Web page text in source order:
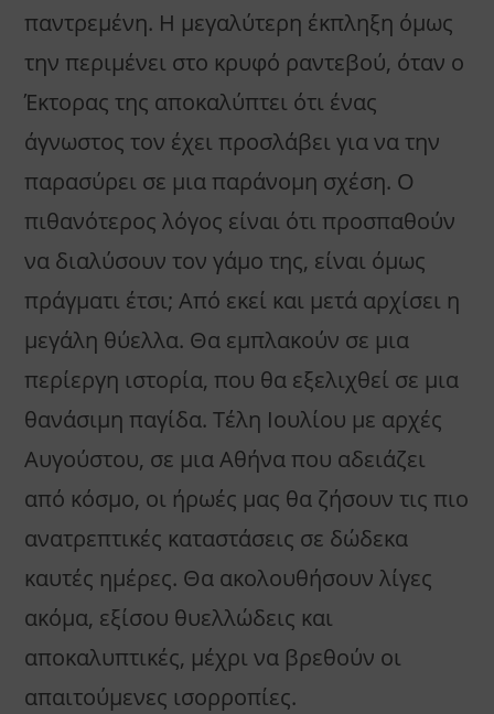
παντρεμένη. Η μεγαλύτερη έκπληξη όμως
την περιμένει στο κρυφό ραντεβού, όταν ο
Έκτορας της αποκαλύπτει ότι ένας
άγνωστος τον έχει προσλάβει για να την
παρασύρει σε μια παράνομη σχέση. Ο
πιθανότερος λόγος είναι ότι προσπαθούν
να διαλύσουν τον γάμο της, είναι όμως
πράγματι έτσι; Από εκεί και μετά αρχίσει η
μεγάλη θύελλα. Θα εμπλακούν σε μια
περίεργη ιστορία, που θα εξελιχθεί σε μια
θανάσιμη παγίδα. Τέλη Ιουλίου με αρχές
Αυγούστου, σε μια Αθήνα που αδειάζει
από κόσμο, οι ήρωές μας θα ζήσουν τις πιο
ανατρεπτικές καταστάσεις σε δώδεκα
καυτές ημέρες. Θα ακολουθήσουν λίγες
ακόμα, εξίσου θυελλώδεις και
αποκαλυπτικές, μέχρι να βρεθούν οι
απαιτούμενες ισορροπίες.